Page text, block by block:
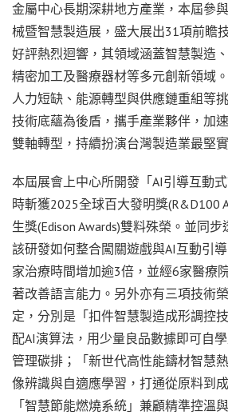
金屬中心長期深耕地方產業，本屆參
械暨智慧製造展，盛大展出31項前瞻
好評熱烈迴響，其領域涵蓋智慧製造
精密加工及醫療器材等多元創新領域
人力短缺、能源轉型與供應鏈重組等
技術底蘊為後盾，攜手產業夥伴，加
雙軸轉型，持續扮演台灣製造業最堅
本屆展會上中心所開發「AI引導互動
時斬獲2025全球百大發明獎(R&D100
生獎(Edison Awards)雙料殊榮。並同
該研發如何整合闖關遊戲與AI互動引
家治療時間增加逾3倍，並經6家醫療
著改善語言能力。另外亦有三項技術
定，分別是「扣件智慧製造成形調控
配AI演算法，用少量良品數據即可自
管理碳排；「新世代高性能鑄材智慧
像辨識與自適應學習，打通從原料到
「智慧節能燃燒系統」兼顧精準控溫